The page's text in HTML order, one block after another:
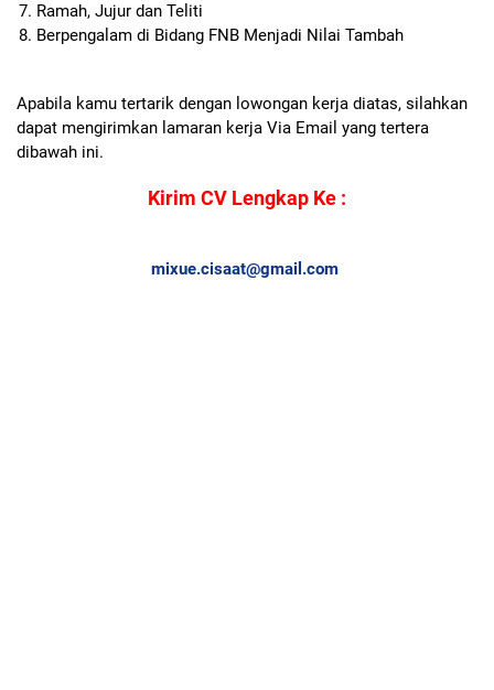
Ramah, Jujur dan Teliti
Berpengalam di Bidang FNB Menjadi Nilai Tambah
Apabila kamu tertarik dengan lowongan kerja diatas, silahkan
dapat mengirimkan lamaran kerja Via Email yang tertera
dibawah ini.
Kirim CV Lengkap Ke :
mixue.cisaat@gmail.com